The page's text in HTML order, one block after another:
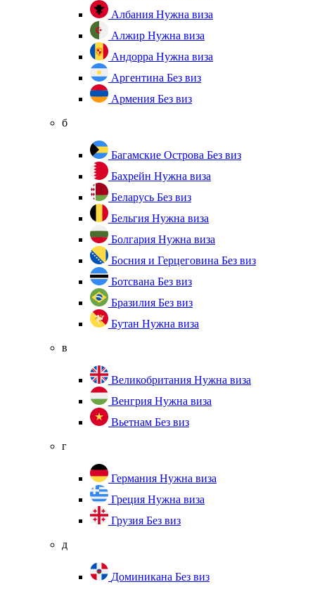
Албания Нужна виза
Алжир Нужна виза
Андорра Нужна виза
Аргентина Без виз
Армения Без виз
б
Багамские Острова Без виз
Бахрейн Нужна виза
Беларусь Без виз
Бельгия Нужна виза
Болгария Нужна виза
Босния и Герцеговина Без виз
Ботсвана Без виз
Бразилия Без виз
Бутан Нужна виза
в
Великобритания Нужна виза
Венгрия Нужна виза
Вьетнам Без виз
г
Германия Нужна виза
Греция Нужна виза
Грузия Без виз
д
Доминикана Без виз